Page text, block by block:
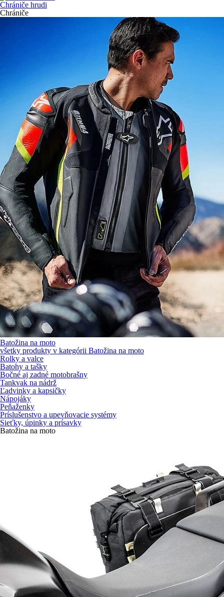
Chrániče hrudi
Chrániče
Batožina na moto
všetky produkty v kategórii Batožina na moto
Rolky a valce
Batohy a tašky
Bočné aj zadné motobrašny
Tankvak na nádrž
Ľadvinky a kapsičky
Nápojáky
Peňaženky
Príslušenstvo a upevňovacie systémy
Sieťky, úpinky a prísavky
Batožina na moto